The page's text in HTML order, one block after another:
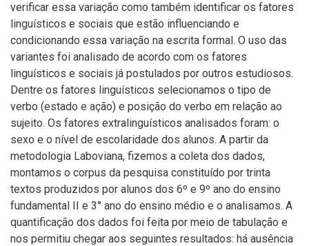
verificar essa variação como também identificar os fatores
linguísticos e sociais que estão influenciando e
condicionando essa variação na escrita formal. O uso das
variantes foi analisado de acordo com os fatores
linguísticos e sociais já postulados por outros estudiosos.
Dentre os fatores linguísticos selecionamos o tipo de
verbo (estado e ação) e posição do verbo em relação ao
sujeito. Os fatores extralinguísticos analisados foram: o
sexo e o nível de escolaridade dos alunos. A partir da
metodologia Laboviana, fizemos a coleta dos dados,
montamos o corpus da pesquisa constituído por trinta
textos produzidos por alunos dos 6º e 9º ano do ensino
fundamental II e 3° ano do ensino médio e o analisamos. A
quantificação dos dados foi feita por meio de tabulação e
nos permitiu chegar aos seguintes resultados: há ausência